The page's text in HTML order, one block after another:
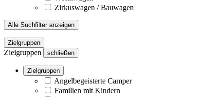
Zirkuswagen / Bauwagen
Alle Suchfilter anzeigen
Zielgruppen
Zielgruppen schließen
Zielgruppen
Angelbegeisterte Camper
Familien mit Kindern